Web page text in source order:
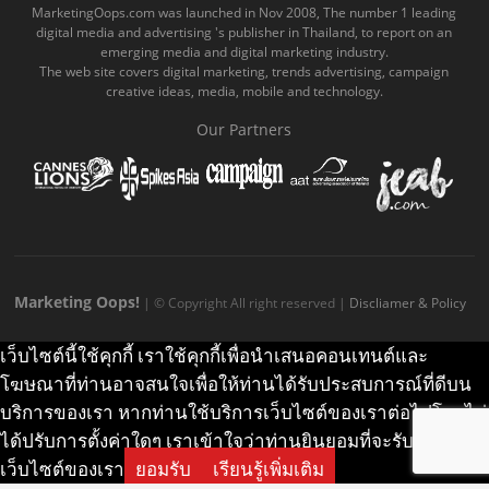
o
o
k
c
o
b
e
.
o
m
e
g
r
a
.
k
.
c
m
MarketingOops.com was launched in Nov 2008, The number 1 leading
digital media and advertising 's publisher in Thailand, to report on an
emerging media and digital marketing industry.
The web site covers digital marketing, trends advertising, campaign
creative ideas, media, mobile and technology.
Our Partners
Marketing Oops! | © Copyright All right reserved | Discliamer & Policy
เว็บไซต์นี้ใช้คุกกี้ เราใช้คุกกี้เพื่อนำเสนอคอนเทนต์และ
โฆษณาที่ท่านอาจสนใจเพื่อให้ท่านได้รับประสบการณ์ที่ดีบน
บริการของเรา หากท่านใช้บริการเว็บไซต์ของเราต่อไปโดยไม่
ได้ปรับการตั้งค่าใดๆ เราเข้าใจว่าท่านยินยอมที่จะรับคุกกี้บน
เว็บไซต์ของเรา ยอมรับ เรียนรู้เพิ่มเติม